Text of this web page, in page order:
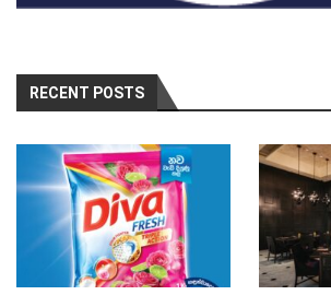
RECENT POSTS